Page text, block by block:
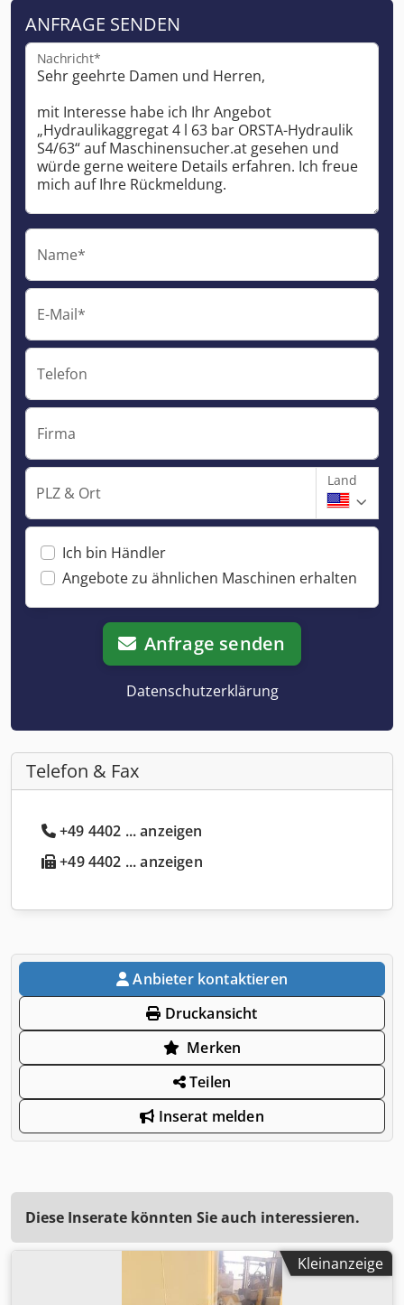
ANFRAGE SENDEN
Nachricht*
Name*
E-Mail*
Telefon
Firma
PLZ & Ort
Land
Ich bin Händler
Angebote zu ähnlichen Maschinen erhalten
Anfrage senden
Datenschutzerklärung
Telefon & Fax
+49 4402 ... anzeigen
+49 4402 ... anzeigen
Anbieter kontaktieren
Druckansicht
Merken
Teilen
Inserat melden
Diese Inserate könnten Sie auch interessieren.
Kleinanzeige